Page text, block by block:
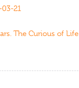
03-21
The Curious of